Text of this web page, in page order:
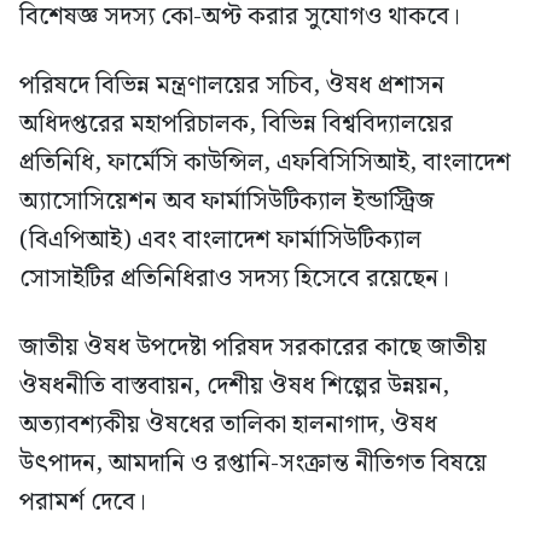
বিশেষজ্ঞ সদস্য কো-অপ্ট করার সুযোগও থাকবে।
পরিষদে বিভিন্ন মন্ত্রণালয়ের সচিব, ঔষধ প্রশাসন
অধিদপ্তরের মহাপরিচালক, বিভিন্ন বিশ্ববিদ্যালয়ের
প্রতিনিধি, ফার্মেসি কাউন্সিল, এফবিসিসিআই, বাংলাদেশ
অ্যাসোসিয়েশন অব ফার্মাসিউটিক্যাল ইন্ডাস্ট্রিজ
(বিএপিআই) এবং বাংলাদেশ ফার্মাসিউটিক্যাল
সোসাইটির প্রতিনিধিরাও সদস্য হিসেবে রয়েছেন।
জাতীয় ঔষধ উপদেষ্টা পরিষদ সরকারের কাছে জাতীয়
ঔষধনীতি বাস্তবায়ন, দেশীয় ঔষধ শিল্পের উন্নয়ন,
অত্যাবশ্যকীয় ঔষধের তালিকা হালনাগাদ, ঔষধ
উৎপাদন, আমদানি ও রপ্তানি-সংক্রান্ত নীতিগত বিষয়ে
পরামর্শ দেবে।